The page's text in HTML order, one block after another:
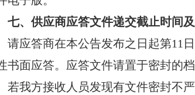
七、供应商应答文件递交截止时间
请应答商在本公告发布之日起第11
书面应答。应答文件请置于密封的
若我方接收人员发现有文件密封不